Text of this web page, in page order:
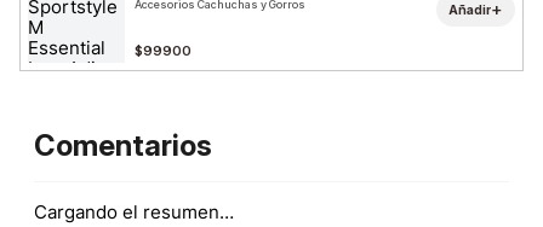
Accesorios Cachuchas y Gorros
$99900
Añadir+
Comentarios
Cargando el resumen…